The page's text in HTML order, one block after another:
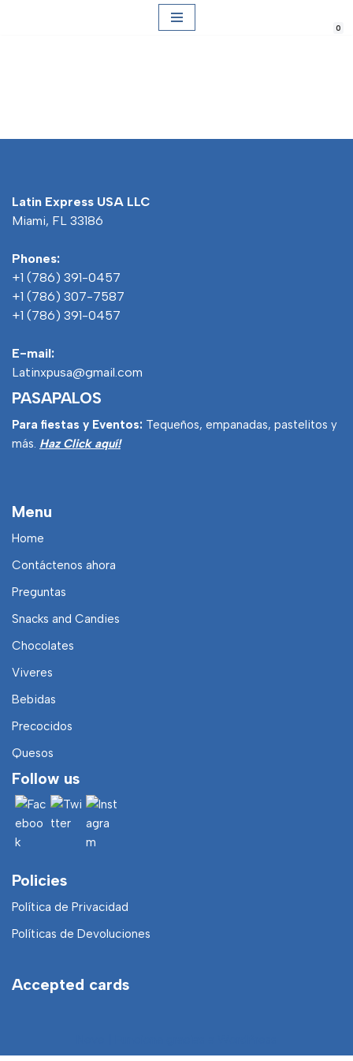
0
Latin Express USA LLC
Miami, FL 33186
Phones:
+1 (786) 391-0457
+1 (786) 307-7587
+1 (786) 391-0457
E-mail:
Latinxpusa@gmail.com
PASAPALOS
Para fiestas y Eventos: Tequeños, empanadas, pastelitos y
más. Haz Click aquí!
Menu
Home
Contáctenos ahora
Preguntas
Snacks and Candies
Chocolates
Viveres
Bebidas
Precocidos
Quesos
Follow us
Policies
Política de Privacidad
Políticas de Devoluciones
Accepted cards